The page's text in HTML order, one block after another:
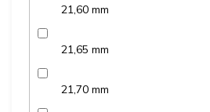
21,60 mm
21,65 mm
21,70 mm